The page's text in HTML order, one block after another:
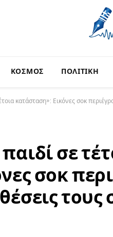
ΚΟΣΜΟΣ ΠΟΛΙΤΙΚΗ
κατάσταση»: Εικόνες σοκ
σε
σοκ
τους